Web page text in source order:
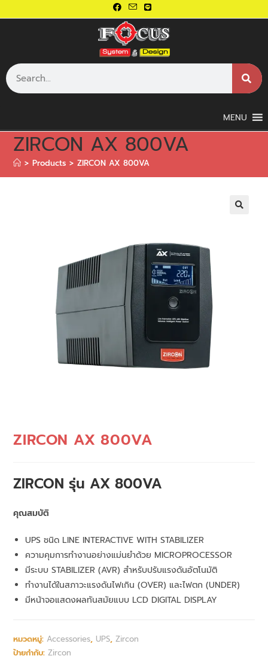
MENU
ZIRCON AX 800VA
> Products > ZIRCON AX 800VA
ZIRCON AX 800VA
ZIRCON รุ่น AX 800VA
คุณสมบัติ
UPS ชนิด LINE INTERACTIVE WITH STABILIZER
ความคุมการทำงานอย่างแม่นยำด้วย MICROPROCESSOR
มีระบบ STABILIZER (AVR) สำหรับปรับแรงดันอัตโนมัติ
ทำงานได้ในสภาวะแรงดันไฟเกิน (OVER) และไฟตก (UNDER)
มีหน้าจอแสดงผลทันสมัยแบบ LCD DIGITAL DISPLAY
หมวดหมู่: Accessories, UPS,Zircon
ป้ายกำกับ:Zircon